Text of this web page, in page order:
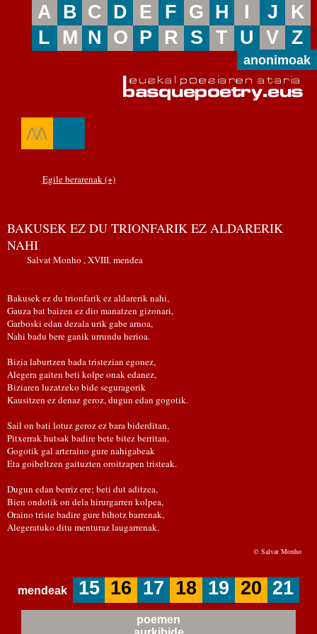
A B C D E F G H I J
K
L
M N O P R S T U V Z
anonimoak
Egile berarenak (+)
BAKUSEK EZ DU TRIONFARIK EZ ALDARERIK
NAHI
Salvat Monho , XVIII. mendea
Bakusek ez du trionfarik ez aldarerik nahi,
Gauza bat baizen ez dio manatzen gizonari,
Garboski edan dezala urik gabe arnoa,
Nahi badu bere ganik urrundu herioa.
Bizia laburtzen bada tristezian egonez,
Alegera gaiten beti kolpe onak edanez,
Biziaren luzatzeko bide seguragorik
Kausitzen ez denaz geroz, dugun edan gogotik.
Sail on bati lotuz geroz ez bara biderditan,
Pitxerrak hutsak badire bete bitez berritan.
Gogotik gal arteraino gure nahigabeak
Eta goibeltzen gaituzten oroitzapen tristeak.
Dugun edan berriz ere; beti dut aditzea,
Bien ondotik on dela hirurgarren kolpea,
Oraino triste badire gure bihotz barrenak,
Alegeratuko ditu menturaz laugarrenak.
© Salvat Monho
mendeak 15 16 17 18 19 20 21
poemen